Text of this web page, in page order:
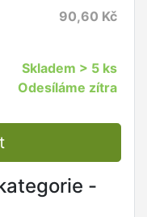
90,60 Kč
Skladem > 5 ks
Odesíláme zítra
-